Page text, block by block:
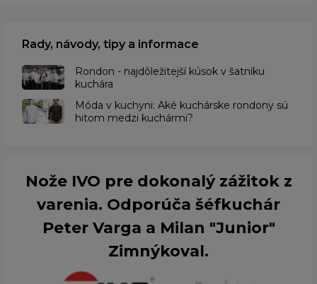
Rady, návody, tipy a informace
Rondon - najdôležitejší kúsok v šatníku
kuchára
​Móda v kuchyni: Aké kuchárske rondony sú
hitom medzi kuchármi?
Nože IVO pre dokonalý zážitok z
varenia. Odporúča šéfkuchár
Peter Varga a Milan "Junior"
Zimnýkoval.